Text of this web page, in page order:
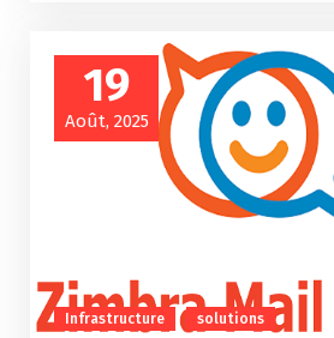
19
Août, 2025
Infrastructure solutions